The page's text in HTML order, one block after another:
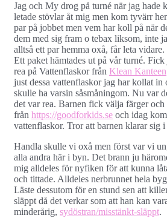
Jag och My drog på turné när jag hade
letade stövlar åt mig men kom tyvärr
par på jobbet men vem har koll på när
dem med sig fram o tebax liksom, inte
alltså ett par hemma oxå, får leta vidare.
Ett paket hämtades ut på vår turné.
rea på Vattenflaskor från Klean Kanteen
just dessa vattenflaskor jag har kollat in
skulle ha varsin såsmåningom. Nu var
det var rea. Barnen fick välja färger
från https://goodforkids.se och idag
vattenflaskor. Tror att barnen klarar sig i
Handla skulle vi oxå men först var vi
alla andra här i byn. Det brann ju
mig alldeles för nyfiken för att kunna
och tittade. Alldeles nerbrunnet hela
Läste dessutom för en stund sen att
släppt då det verkar som att han kan
minderårig, sydöstran/misstänkt-släppt.